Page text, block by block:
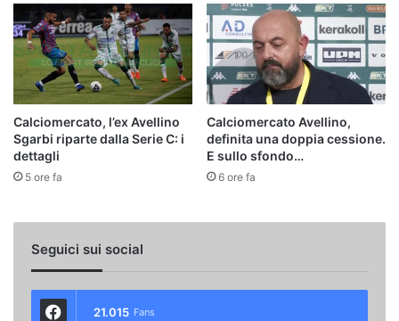
Calciomercato, l’ex Avellino
Sgarbi riparte dalla Serie C: i
dettagli
5 ore fa
Calciomercato Avellino,
definita una doppia cessione.
E sullo sfondo…
6 ore fa
Seguici sui social
21.015 Fans